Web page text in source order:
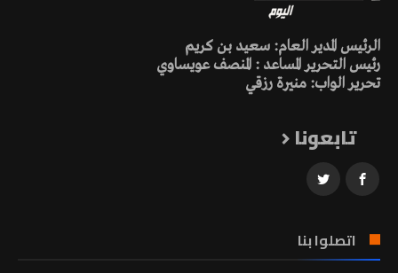
الرئيس المدير العام: سعيد بن كريم
رئيس التحرير المساعد : المنصف عويساوي
تحرير الواب: منيرة رزقي
تابعونا
اتصلوا بنا